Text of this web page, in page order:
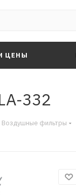
ЦЕНЫ
332
Воздушные фильтры